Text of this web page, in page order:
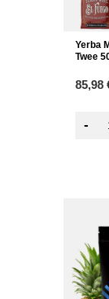
Yerba
Twee
85,98
-